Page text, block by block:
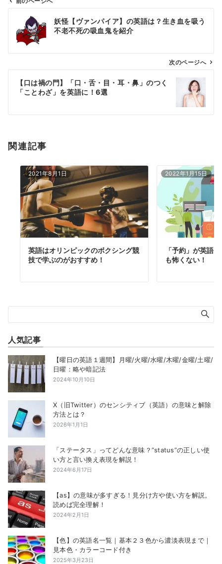
ン
妖怪【ヴァンパイア】の英語は？生き血を吸う
不老不死の吸血鬼を紹介
次のページへ
【口は禍の門】「口・舌・目・耳・鼻」のつく
「ことわざ」を英語に！6選
関連記事
2021年8月1日
英語はオリンピックのボクシング競
技で学ぶのがおすすめ！
2022年1月15日
「予約」が英語
も怖くない！
人気記事
【曜日の英語１週間】月曜/火曜/水曜/木曜/金曜/土曜/
日曜：略や暗記法
2024年10月10日
X（旧Twitter）のセンシティブ（英語）の意味と解除
方法とは？
2026年1月1日
「ステータス」ってどんな意味？”status”の正しい使
い方と言い換え表現を解説！
2024年6月17日
【as】の意味が多すぎる！見分け方や使い方を解説。
読めば完全理解！
2024年2月1日
【色】の英語名一覧｜基本２３色から濃淡表現まで｜
見本色・カラーコード付き
2025年3月23日